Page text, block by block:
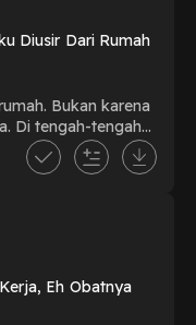
Diusir Dari Rumah
Bukan karena
Di tengah-tengah
percaya diri, der
mereka bisa pergi
apa justru
Eh Obatnya